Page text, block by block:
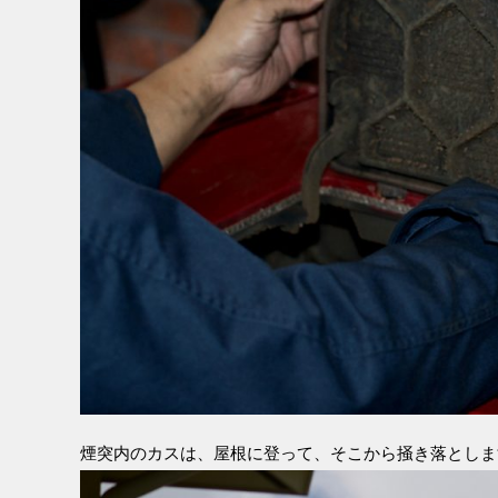
煙突内のカスは、屋根に登って、そこから掻き落とし